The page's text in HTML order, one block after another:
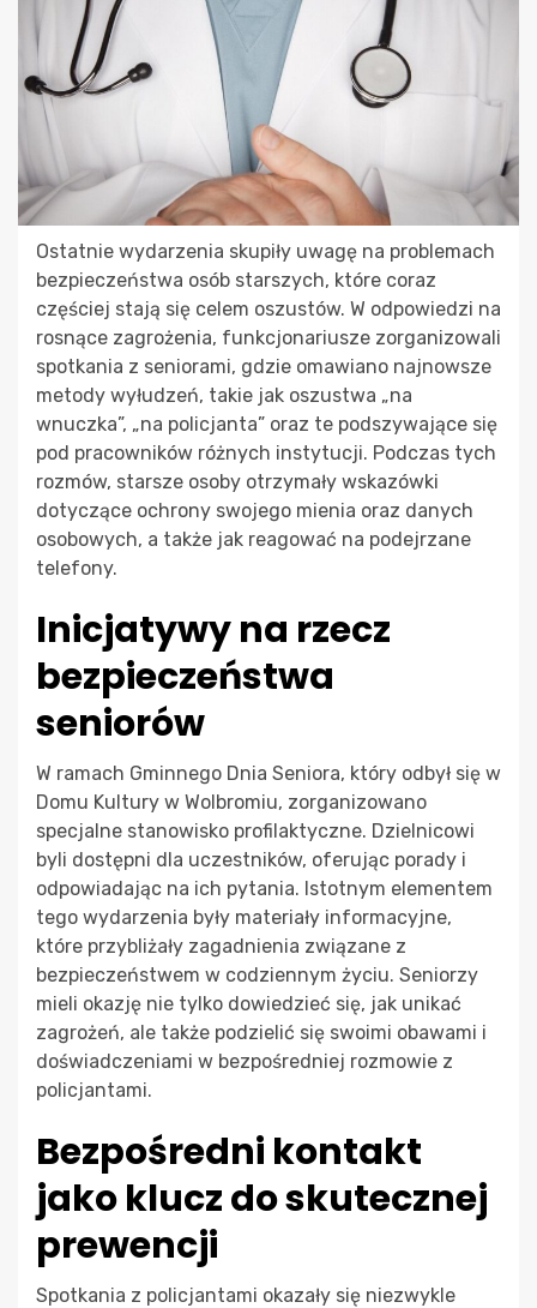
Ostatnie wydarzenia skupiły uwagę na problemach
bezpieczeństwa osób starszych, które coraz
częściej stają się celem oszustów. W odpowiedzi na
rosnące zagrożenia, funkcjonariusze zorganizowali
spotkania z seniorami, gdzie omawiano najnowsze
metody wyłudzeń, takie jak oszustwa „na
wnuczka”, „na policjanta” oraz te podszywające się
pod pracowników różnych instytucji. Podczas tych
rozmów, starsze osoby otrzymały wskazówki
dotyczące ochrony swojego mienia oraz danych
osobowych, a także jak reagować na podejrzane
telefony.
Inicjatywy na rzecz
bezpieczeństwa
seniorów
W ramach Gminnego Dnia Seniora, który odbył się w
Domu Kultury w Wolbromiu, zorganizowano
specjalne stanowisko profilaktyczne. Dzielnicowi
byli dostępni dla uczestników, oferując porady i
odpowiadając na ich pytania. Istotnym elementem
tego wydarzenia były materiały informacyjne,
które przybliżały zagadnienia związane z
bezpieczeństwem w codziennym życiu. Seniorzy
mieli okazję nie tylko dowiedzieć się, jak unikać
zagrożeń, ale także podzielić się swoimi obawami i
doświadczeniami w bezpośredniej rozmowie z
policjantami.
Bezpośredni kontakt
jako klucz do skutecznej
prewencji
Spotkania z policjantami okazały się niezwykle